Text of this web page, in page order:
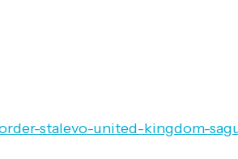
stalevo-united-kingdom-